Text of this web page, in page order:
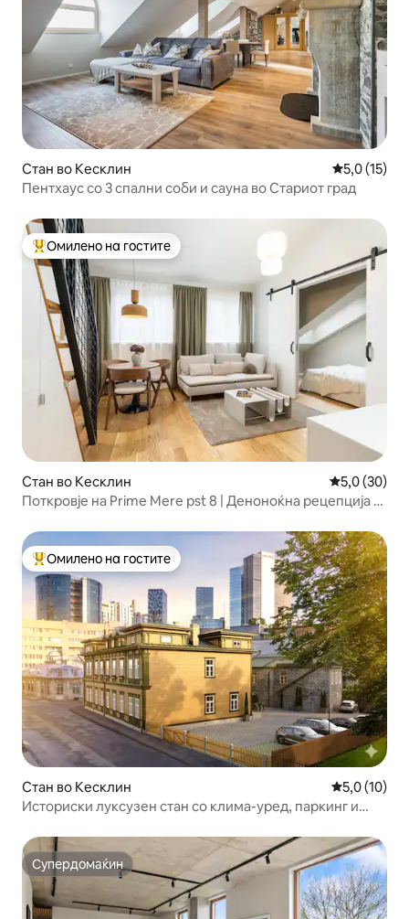
Стан во Кесклин Просечна
5,0 (15)
Пентхаус со 3 спални соби и сауна во Стариот град
Меѓу најуспешните „Омилени на гостите“
Омилено на гостите
Стан во Кесклин Просечна
5,0 (30)
Поткровје на Prime Mere pst 8 | Деноноќна рецепција и
Меѓу најуспешните „Омилени на гостите“
Омилено на гостите
Стан во Кесклин Просечна
5,0 (10)
Историски луксузен стан со клима-уред, паркинг и
Супердомаќин
Супердомаќин